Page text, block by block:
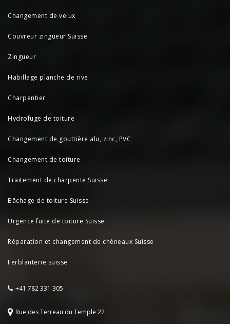
+41 782 331 305
Rue des Terreau du Temple 22
Changement de velux
Couvreur zingueur Suisse
Zingueur
Habillage planche de rive
Charpentier
Hydrofuge de toiture
Changement de gouttière alu, zinc, PVC
Changement de toiture
Traitement de charpente Suisse
Bâchage de toiture Suisse
Urgence fuite de toiture Suisse
Réparation et changement de chéneaux Suisse
Ferblanterie suisse